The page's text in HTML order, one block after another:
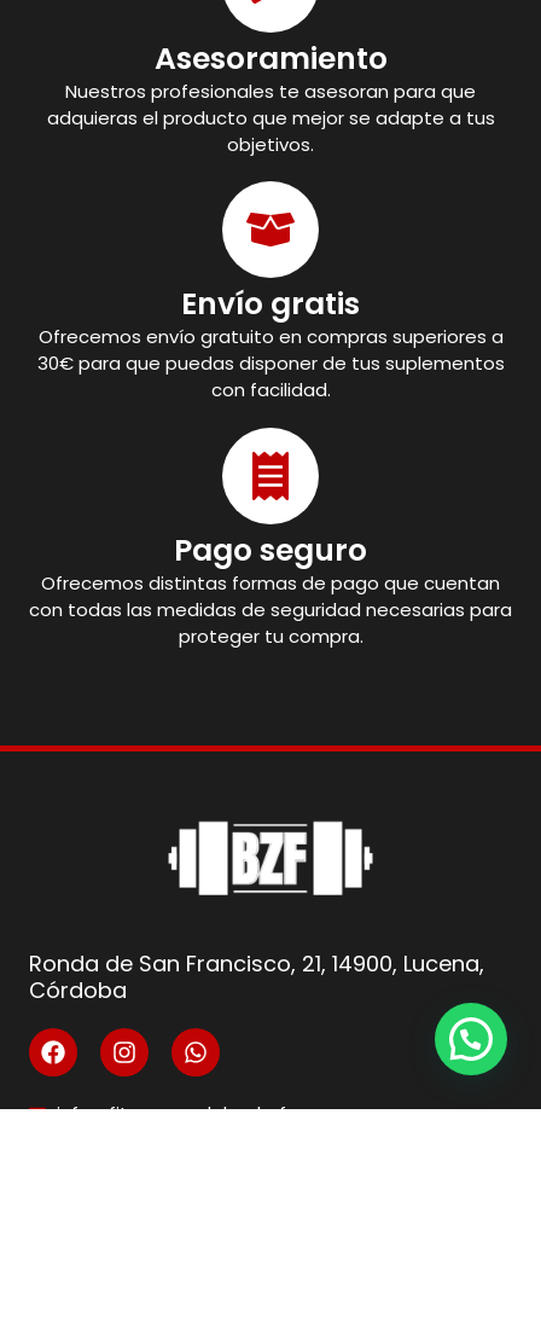
Asesoramiento
Nuestros profesionales te asesoran para que
adquieras el producto que mejor se adapte a tus
objetivos.
Envío gratis
Ofrecemos envío gratuito en compras superiores a
30€ para que puedas disponer de tus suplementos
con facilidad.
Pago seguro
Ofrecemos distintas formas de pago que cuentan
con todas las medidas de seguridad necesarias para
proteger tu compra.
Ronda de San Francisco, 21, 14900, Lucena,
Córdoba
info@fitnesscordoba-bzf.es